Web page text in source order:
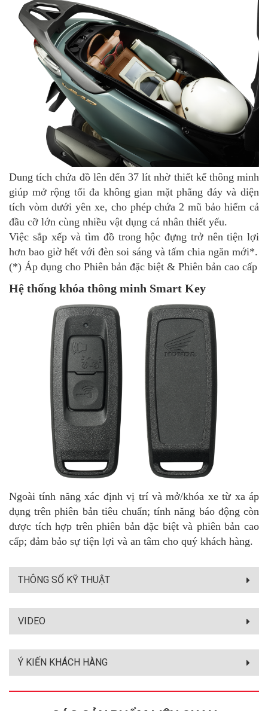
Dung tích chứa đồ lên đến 37 lít nhờ thiết kế thông minh
giúp mở rộng tối đa không gian mặt phẳng đáy và diện
tích vòm dưới yên xe, cho phép chứa 2 mũ bảo hiểm cả
đầu cỡ lớn cùng nhiều vật dụng cá nhân thiết yếu.
Việc sắp xếp và tìm đồ trong hộc đựng trở nên tiện lợi
hơn bao giờ hết với đèn soi sáng và tấm chia ngăn mới*.
(*) Áp dụng cho Phiên bản đặc biệt & Phiên bản cao cấp
Hệ thống khóa thông minh Smart Key
Ngoài tính năng xác định vị trí và mở/khóa xe từ xa áp
dụng trên phiên bản tiêu chuẩn; tính năng báo động còn
được tích hợp trên phiên bản đặc biệt và phiên bản cao
cấp; đảm bảo sự tiện lợi và an tâm cho quý khách hàng.
THÔNG SỐ KỸ THUẬT
VIDEO
Ý KIẾN KHÁCH HÀNG